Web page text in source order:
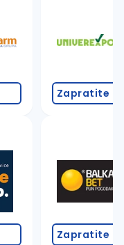
Zapratite
Zapratite